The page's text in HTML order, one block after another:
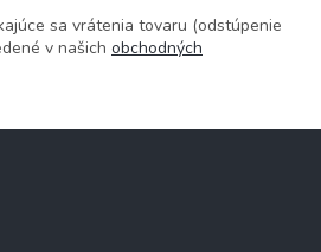
sa vrátenia tovaru (odstúpenie
v našich obchodných